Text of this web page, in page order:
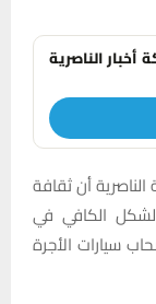
أخبار الناصرية
أن ثقافة
الكافي في
سيارات الأجرة